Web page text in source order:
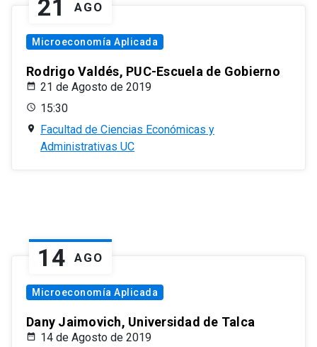
21 AGO
Microeconomía Aplicada
Rodrigo Valdés, PUC-Escuela de Gobierno
21 de Agosto de 2019
15:30
Facultad de Ciencias Económicas y
Administrativas UC
14 AGO
Microeconomía Aplicada
Dany Jaimovich, Universidad de Talca
14 de Agosto de 2019